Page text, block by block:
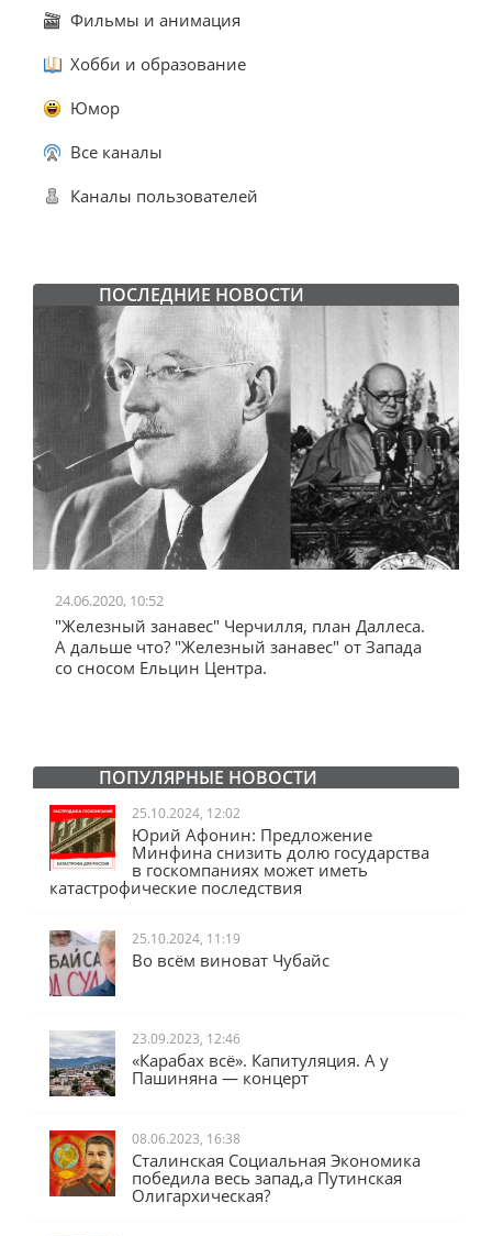
Фильмы и анимация
Хобби и образование
Юмор
Все каналы
Каналы пользователей
ПОСЛЕДНИЕ НОВОСТИ
24.06.2020, 10:52
"Железный занавес" Черчилля, план Даллеса.
А дальше что? "Железный занавес" от Запада
со сносом Ельцин Центра.
ПОПУЛЯРНЫЕ НОВОСТИ
25.10.2024, 12:02
Юрий Афонин: Предложение
Минфина снизить долю государства
в госкомпаниях может иметь
катастрофические последствия
25.10.2024, 11:19
Во всём виноват Чубайс
23.09.2023, 12:46
«Карабах всё». Капитуляция. А у
Пашиняна — концерт
08.06.2023, 16:38
Сталинская Социальная Экономика
победила весь запад,а Путинская
Олигархическая?